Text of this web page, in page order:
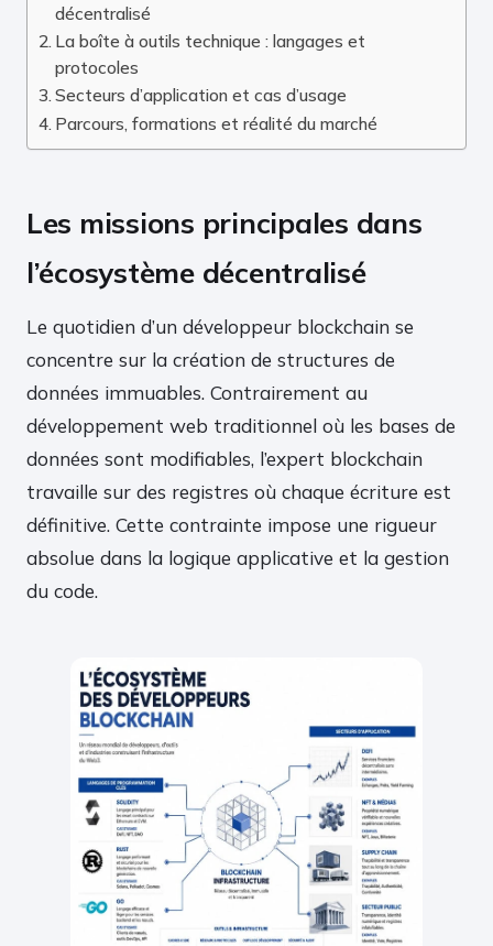
décentralisé
La boîte à outils technique : langages et
protocoles
Secteurs d’application et cas d’usage
Parcours, formations et réalité du marché
Les missions principales dans
l’écosystème décentralisé
Le quotidien d’un développeur blockchain se
concentre sur la création de structures de
données immuables. Contrairement au
développement web traditionnel où les bases de
données sont modifiables, l’expert blockchain
travaille sur des registres où chaque écriture est
définitive. Cette contrainte impose une rigueur
absolue dans la logique applicative et la gestion
du code.